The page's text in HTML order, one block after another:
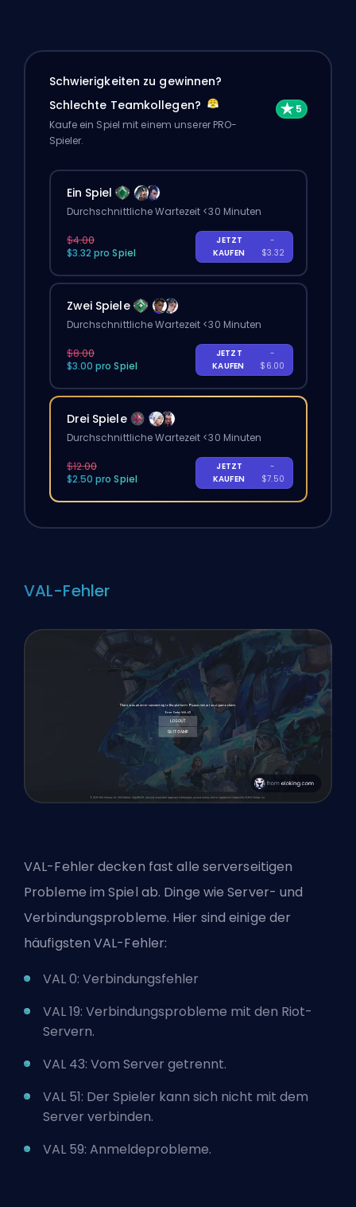
Schwierigkeiten zu gewinnen?
Schlechte Teamkollegen?
Kaufe ein Spiel mit einem unserer PRO-
Spieler.
Ein Spiel
Durchschnittliche Wartezeit <30 Minuten
$4.00
$3.32 pro Spiel
JETZT
KAUFEN
-
$3.32
Zwei Spiele
Durchschnittliche Wartezeit <30 Minuten
$8.00
$3.00 pro Spiel
JETZT
KAUFEN
-
$6.00
Drei Spiele
Durchschnittliche Wartezeit <30 Minuten
$12.00
$2.50 pro Spiel
JETZT
KAUFEN
-
$7.50
VAL-Fehler
VAL-Fehler decken fast alle serverseitigen
Probleme im Spiel ab. Dinge wie Server- und
Verbindungsprobleme. Hier sind einige der
häufigsten VAL-Fehler:
VAL 0: Verbindungsfehler
VAL 19: Verbindungsprobleme mit den Riot-
Servern.
VAL 43: Vom Server getrennt.
VAL 51: Der Spieler kann sich nicht mit dem
Server verbinden.
VAL 59: Anmeldeprobleme.